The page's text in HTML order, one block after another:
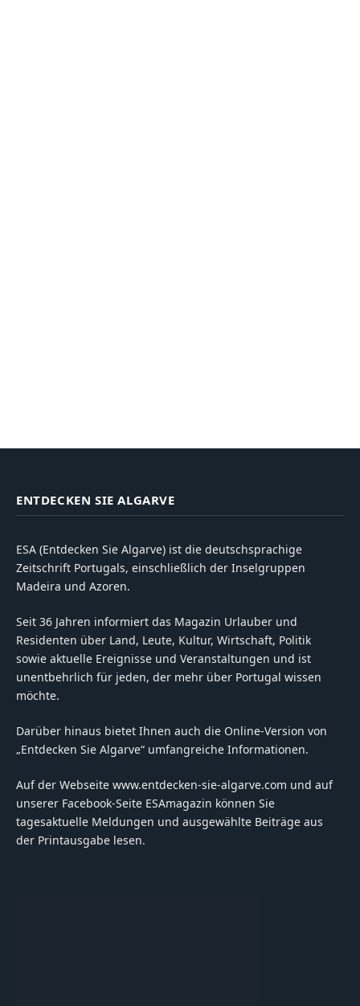
ENTDECKEN SIE ALGARVE
ESA (Entdecken Sie Algarve) ist die deutschsprachige
Zeitschrift Portugals, einschließlich der Inselgruppen
Madeira und Azoren.
Seit 36 Jahren informiert das Magazin Urlauber und
Residenten über Land, Leute, Kultur, Wirtschaft, Politik
sowie aktuelle Ereignisse und Veranstaltungen und ist
unentbehrlich für jeden, der mehr über Portugal wissen
möchte.
Darüber hinaus bietet Ihnen auch die Online-Version von
„Entdecken Sie Algarve“ umfangreiche Informationen.
Auf der Webseite www.entdecken-sie-algarve.com und auf
unserer Facebook-Seite ESAmagazin können Sie
tagesaktuelle Meldungen und ausgewählte Beiträge aus
der Printausgabe lesen.